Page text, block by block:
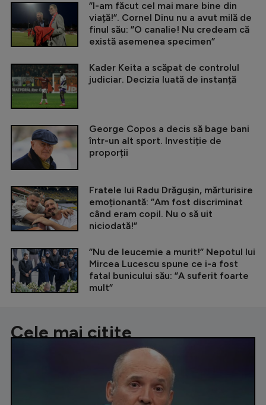
”I-am făcut cel mai mare bine din
viață!”. Cornel Dinu nu a avut milă de
finul său: ”O canalie! Nu credeam că
există asemenea specimen”
Kader Keita a scăpat de controlul
judiciar. Decizia luată de instanță
George Copos a decis să bage bani
într-un alt sport. Investiție de
proporții
Fratele lui Radu Drăgușin, mărturisire
emoționantă: ”Am fost discriminat
când eram copil. Nu o să uit
niciodată!”
”Nu de leucemie a murit!” Nepotul lui
Mircea Lucescu spune ce i-a fost
fatal bunicului său: ”A suferit foarte
mult”
Cele mai citite